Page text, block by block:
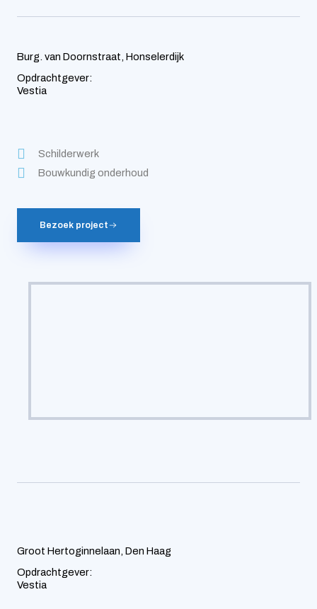
Burg. van Doornstraat, Honselerdijk
Opdrachtgever:
Vestia
Schilderwerk
Bouwkundig onderhoud
Bezoek project
Groot Hertoginnelaan, Den Haag
Opdrachtgever:
Vestia